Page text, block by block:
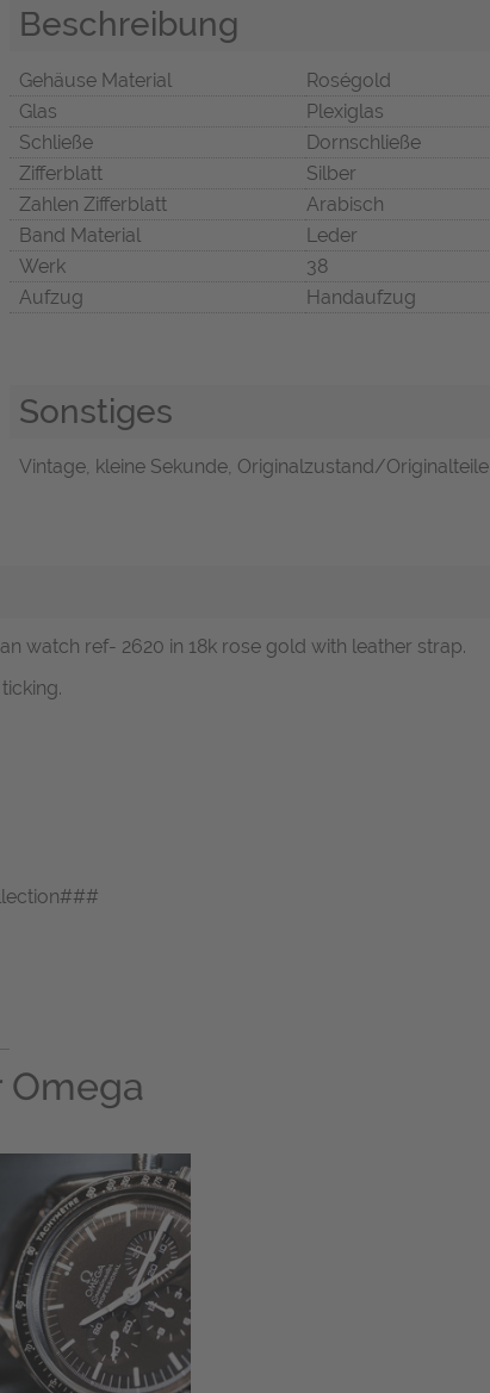
Beschreibung
Gehäuse Material
Roségold
Glas
Plexiglas
Schließe
Dornschließe
Zifferblatt
Silber
Zahlen Zifferblatt
Arabisch
Band Material
Leder
Werk
38
Aufzug
Handaufzug
Sonstiges
Vintage, kleine Sekunde, Originalzustand/Originalteile
watch ref- 2620 in 18k rose gold with leather strap.
Omega